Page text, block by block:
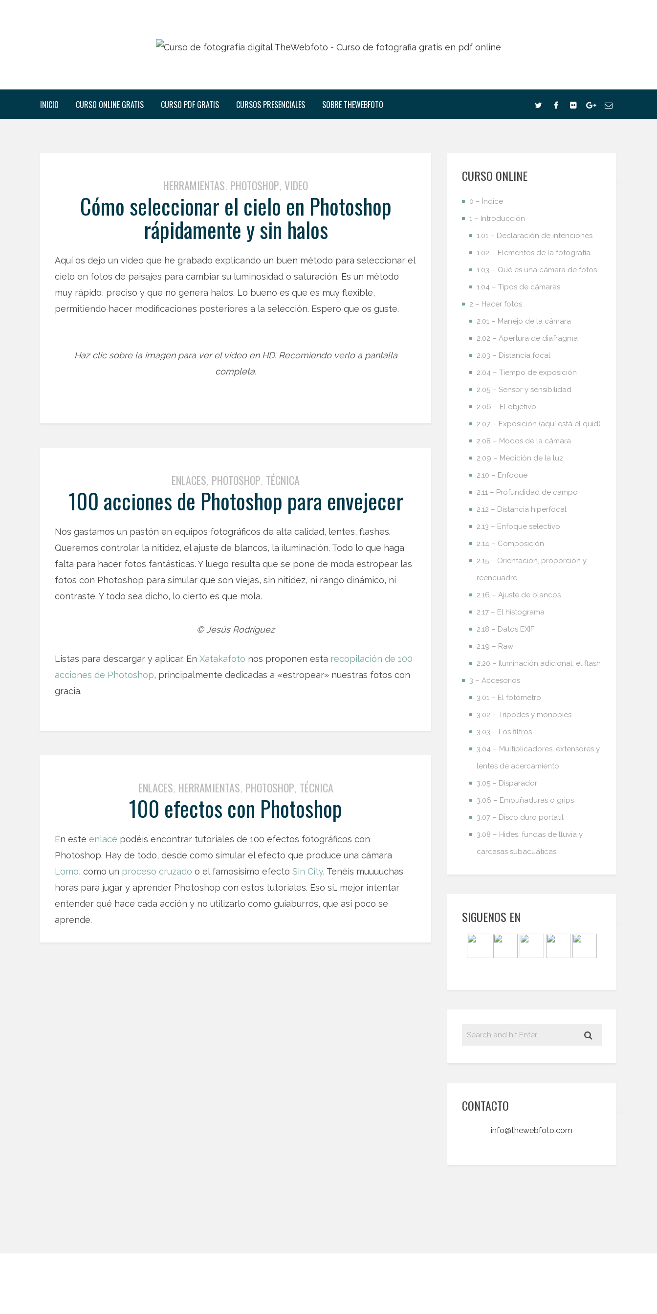
INICIO CURSO ONLINE GRATIS CURSO PDF GRATIS CURSOS PRESENCIALES SOBRE THEWEBFOTO
HERRAMIENTAS, PHOTOSHOP, VIDEO
Cómo seleccionar el cielo en Photoshop
rápidamente y sin halos
Aquí os dejo un video que he grabado explicando un buen método para seleccionar el
cielo en fotos de paisajes para cambiar su luminosidad o saturación. Es un método
muy rápido, preciso y que no genera halos. Lo bueno es que es muy flexible,
permitiendo hacer modificaciones posteriores a la selección. Espero que os guste.
Haz clic sobre la imagen para ver el video en HD. Recomiendo verlo a pantalla
completa.
ENLACES, PHOTOSHOP, TÉCNICA
100 acciones de Photoshop para envejecer
Nos gastamos un pastón en equipos fotográficos de alta calidad, lentes, flashes.
Queremos controlar la nitidez, el ajuste de blancos, la iluminación. Todo lo que haga
falta para hacer fotos fantásticas. Y luego resulta que se pone de moda estropear las
fotos con Photoshop para simular que son viejas, sin nitidez, ni rango dinámico, ni
contraste. Y todo sea dicho, lo cierto es que mola.
© Jesús Rodríguez
Listas para descargar y aplicar. En Xatakafoto nos proponen esta recopilación de 100
acciones de Photoshop, principalmente dedicadas a «estropear» nuestras fotos con
gracia.
ENLACES, HERRAMIENTAS, PHOTOSHOP, TÉCNICA
100 efectos con Photoshop
En este enlace podéis encontrar tutoriales de 100 efectos fotográficos con
Photoshop. Hay de todo, desde como simular el efecto que produce una cámara
Lomo, como un proceso cruzado o el famosísimo efecto Sin City. Tenéis muuuuchas
horas para jugar y aprender Photoshop con estos tutoriales. Eso sí… mejor intentar
entender qué hace cada acción y no utilizarlo como guiaburros, que así poco se
aprende.
CURSO ONLINE
0 – Índice
1 – Introducción
1.01 – Declaración de intenciones
1.02 – Elementos de la fotografía
1.03 – Qué es una cámara de fotos
1.04 – Tipos de cámaras
2 – Hacer fotos
2.01 – Manejo de la cámara
2.02 – Apertura de diafragma
2.03 – Distancia focal
2.04 – Tiempo de exposición
2.05 – Sensor y sensibilidad
2.06 – El objetivo
2.07 – Exposición (aquí está el quid)
2.08 – Modos de la cámara
2.09 – Medición de la luz
2.10 – Enfoque
2.11 – Profundidad de campo
2.12 – Distancia hiperfocal
2.13 – Enfoque selectivo
2.14 – Composición
2.15 – Orientación, proporción y
reencuadre
2.16 – Ajuste de blancos
2.17 – El histograma
2.18 – Datos EXIF
2.19 – Raw
2.20 – Iluminación adicional: el flash
3 – Accesorios
3.01 – El fotómetro
3.02 – Trípodes y monopies
3.03 – Los filtros
3.04 – Multiplicadores, extensores y
lentes de acercamiento
3.05 – Disparador
3.06 – Empuñaduras o grips
3.07 – Disco duro portatil
3.08 – Hides, fundas de lluvia y
carcasas subacuáticas
SIGUENOS EN
CONTACTO
info@thewebfoto.com